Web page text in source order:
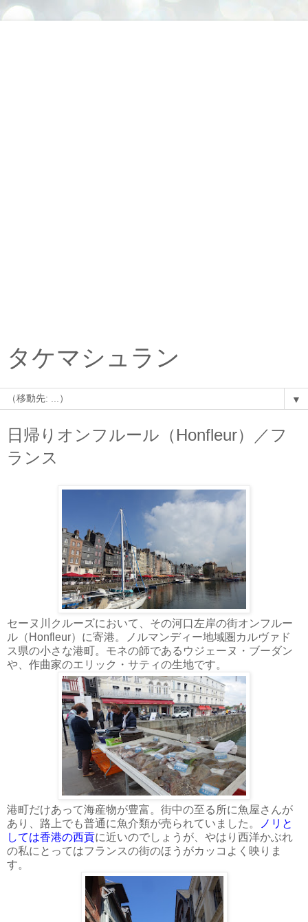
タケマシュラン
▼
日帰りオンフルール（Honfleur）／フ
ランス
セーヌ川クルーズにおいて、その河口左岸の街オンフルー
ル（Honfleur）に寄港。ノルマンディー地域圏カルヴァド
ス県の小さな港町。モネの師であるウジェーヌ・ブーダン
や、作曲家のエリック・サティの生地です。
港町だけあって海産物が豊富。街中の至る所に魚屋さんが
あり、路上でも普通に魚介類が売られていました。
ノリと
しては香港の西貢に近いのでしょうが、やはり西洋かぶれ
の私にとってはフランスの街のほうがカッコよく映りま
す。